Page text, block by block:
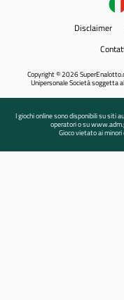
Disclaimer
Copyright © 2026
Unipersonale Società soggetta
I giochi online sono disponibili su siti
operatori o su
Gioco vietato ai minori